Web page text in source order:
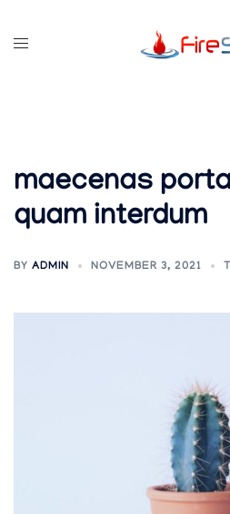
maecenas
quam interdum
BY ADMIN NOVEMBER 3, 2021